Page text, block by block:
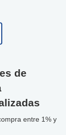
de
entre 1% y